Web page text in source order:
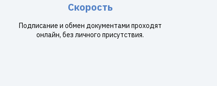
Скорость
Подписание и обмен документами проходят
онлайн, без личного присутствия.